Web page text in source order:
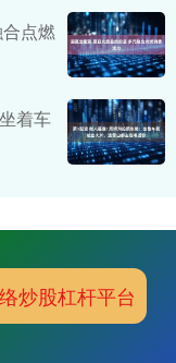
点燃
着车
炒股杠杆平台